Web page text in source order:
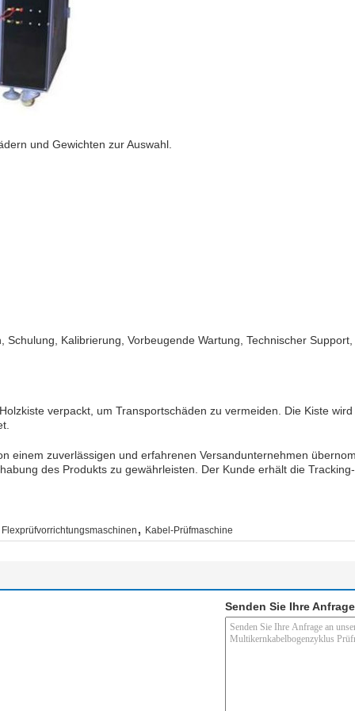
und Gewichten zur Auswahl.
Kalibrierung, Vorbeugende Wartung, Technischer
verpackt, um Transportschäden zu vermeiden. Die Kiste
einem zuverlässigen und erfahrenen Versandunternehmen
des Produkts zu gewährleisten. Der Kunde erhält die
Flexprüfvorrichtungsmaschinen , Kabel-Prüfmaschine
Senden Sie Ihre